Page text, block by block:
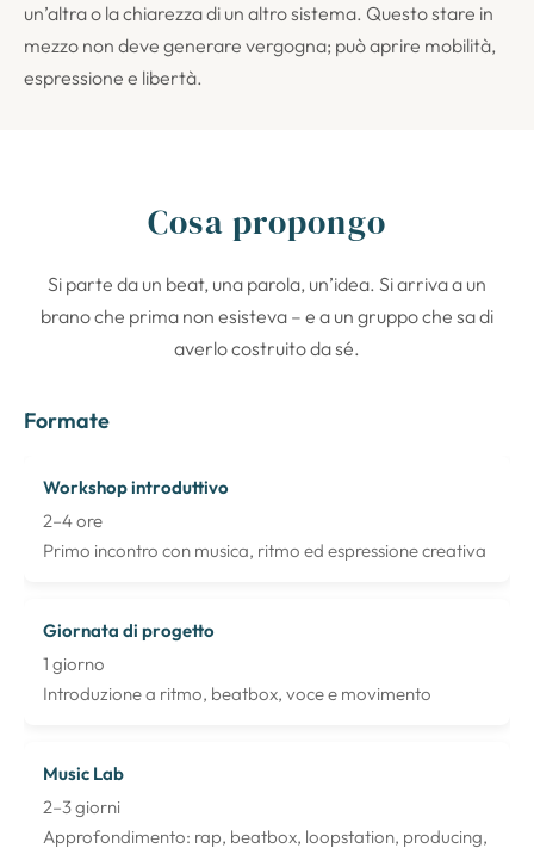
un’altra o la chiarezza di un altro sistema. Questo stare in
mezzo non deve generare vergogna; può aprire mobilità,
espressione e libertà.
Cosa propongo
Si parte da un beat, una parola, un’idea. Si arriva a un
brano che prima non esisteva – e a un gruppo che sa di
averlo costruito da sé.
Formate
FORMATO DURATA
Workshop introduttivo
2–4 ore
Primo incontro con musica, ritmo ed espressione creativa
Giornata di progetto
1 giorno
Introduzione a ritmo, beatbox, voce e movimento
Music Lab
2–3 giorni
Approfondimento: rap, beatbox, loopstation, producing,